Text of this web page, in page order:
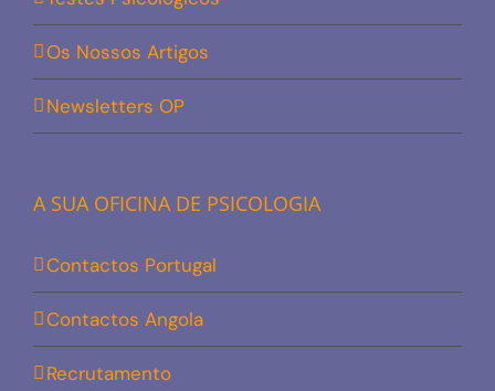
Os Nossos Artigos
Newsletters OP
A SUA OFICINA DE PSICOLOGIA
Contactos Portugal
Contactos Angola
Recrutamento